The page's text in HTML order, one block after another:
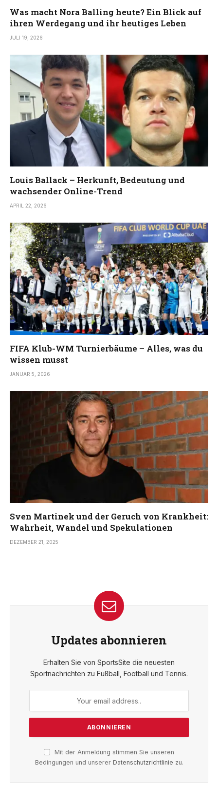
Was macht Nora Balling heute? Ein Blick auf
ihren Werdegang und ihr heutiges Leben
JULI 19, 2026
Louis Ballack – Herkunft, Bedeutung und
wachsender Online-Trend
APRIL 22, 2026
FIFA Klub-WM Turnierbäume – Alles, was du
wissen musst
JANUAR 5, 2026
Sven Martinek und der Geruch von Krankheit:
Wahrheit, Wandel und Spekulationen
DEZEMBER 21, 2025
Updates abonnieren
Erhalten Sie von SportsSite die neuesten
Sportnachrichten zu Fußball, Football und Tennis.
Mit der Anmeldung stimmen Sie unseren
Bedingungen und unserer Datenschutzrichtlinie zu.